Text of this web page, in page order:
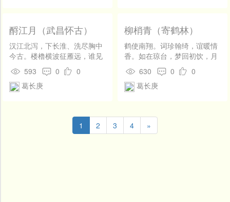
尽。我兴还诗，我欢则酒，醉
则还草圣。明朝却去，冷泉天
竺双径。
酹江月（武昌怀古）
汉江北泻，下长淮、洗尽胸中
今古。楼橹横波征雁远，谁见
鱼龙夜舞。鹦鹉洲云，凤凰池
月，付与沙头鹭。功名何处，
年年惟见春絮。 非不豪似周
浦。黄鹤楼人，赤乌年事，江
汉亭前路。浮萍无据，水天几
593 0
0
葛长庚
柳梢青（寄鹤林）
鹤使南翔。词珍翰绮，谊暖情
香。如在琼台，梦回初饮，月
液云浆。 风吹芦叶冥茫。夕照
外、山高水长。遥想东楼，琪
花玉树，梅影昏黄。
630 0
0
葛长庚
1 2 3 4 »